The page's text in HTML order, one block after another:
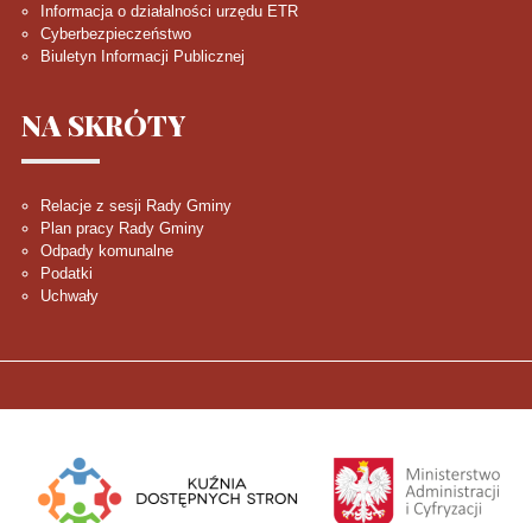
Informacja o działalności urzędu ETR
Cyberbezpieczeństwo
Biuletyn Informacji Publicznej
NA SKRÓTY
Relacje z sesji Rady Gminy
Plan pracy Rady Gminy
Odpady komunalne
Podatki
Uchwały